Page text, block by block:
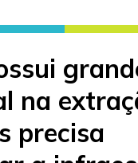
na
precisa